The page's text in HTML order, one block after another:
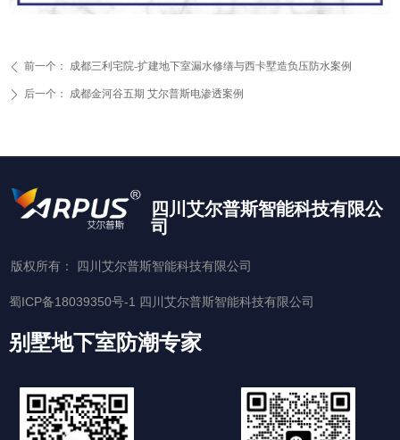
ꄴ 前一个： 成都三利宅院-扩建地下室漏水修缮与西卡墅造负压防水案例
ꄲ 后一个： 成都金河谷五期 艾尔普斯电渗透案例
别墅地下室防潮专家
四川艾尔普斯智能科技有限公
司
版权所有： 四川艾尔普斯智能科技有限公司
蜀ICP备18039350号-1 四川艾尔普斯智能科技有限公司